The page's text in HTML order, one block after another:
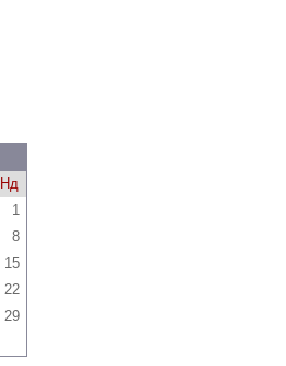
Нд
1
8
15
22
29